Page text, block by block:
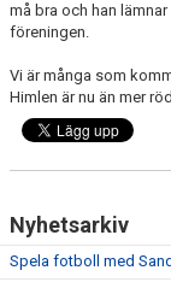
må bra och han
föreningen.
Vi är många som
Himlen är nu än mer
Nyhetsarkiv
Spela fotboll med